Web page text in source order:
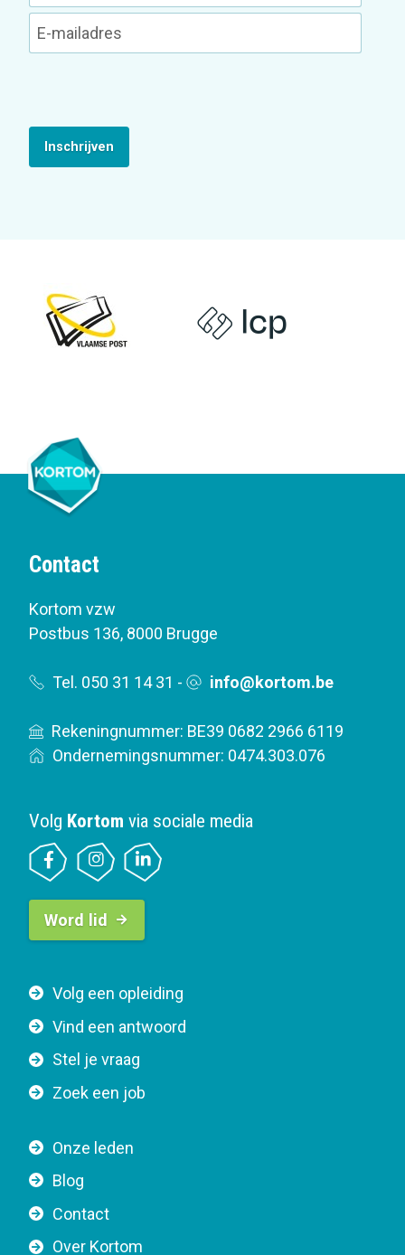
Inschrijven
Contact
Kortom vzw
Postbus 136, 8000 Brugge
Tel. 050 31 14 31 - info@kortom.be
Rekeningnummer: BE39 0682 2966 6119
Ondernemingsnummer: 0474.303.076
F
o
t
e
a
v
i
Volg een opleiding
Vind een antwoord
Stel je vraag
Zoek een job
Onze leden
Blog
Contact
Over Kortom
Volg Kortom via sociale media
B
t
o
n
a
v
g
t
i
o
Word lid